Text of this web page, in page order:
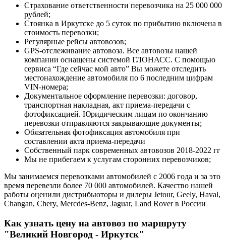
Страхование ответственности перевозчика на 25 000 000
рублей;
Стоянка в Иркутске до 5 суток по прибытию включена в
стоимость перевозки;
Регулярные рейсы автовозов;
GPS-отслеживание автовоза. Все автовозы нашей
компании оснащены системой ГЛОНАСС. С помощью
сервиса “Где сейчас мой авто” Вы можете отследить
местонахождение автомобиля по 6 последним цифрам
VIN-номера;
Документальное оформление перевозки: договор,
транспортная накладная, акт приема-передачи с
фотофиксацией. Юридическим лицам по окончанию
перевозки отправляются закрывающие документы;
Обязательная фотофиксация автомобиля при
составлении акта приема-передачи
Собственный парк современных автовозов 2018-2022 гг
Мы не прибегаем к услугам сторонних перевозчиков;
Мы занимаемся перевозками автомобилей с 2006 года и за это
время перевезли более 70 000 автомобилей. Качество нашей
работы оценили дистрибьюторы и дилеры Jetour, Geely, Haval,
Changan, Chery, Mercdes-Benz, Jaguar, Land Rover в России
Как узнать цену на автовоз по маршруту
"Великий Новгород - Иркутск"